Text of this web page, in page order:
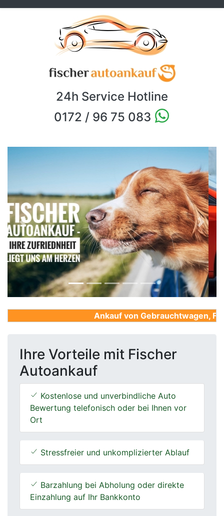
24h Service Hotline
0172 / 96 75 083
Previous Next
Ankauf von Gebrauchtwagen,
Ihre Vorteile mit Fischer
Autoankauf
Kostenlose und unverbindliche Auto
Bewertung telefonisch oder bei Ihnen vor
Ort
Stressfreier und unkomplizierter Ablauf
Barzahlung bei Abholung oder direkte
Einzahlung auf Ihr Bankkonto